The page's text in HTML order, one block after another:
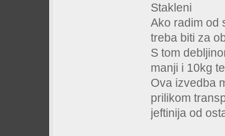
Stakleni
Ako radim od
treba biti za
S tom
manji i 10kg
Ova izvedba
prilikom
jeftinija od